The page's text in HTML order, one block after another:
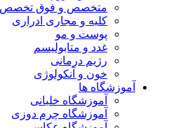
متخصص و فوق تخصص
کلیه و مجاری ادراری
پوست و مو
غدد و متابولیسم
رژیم درمانی
خون و آنکولوژی
آموزشگاه ها
آموزشگاه خلبانی
آموزشگاه چرم دوزی